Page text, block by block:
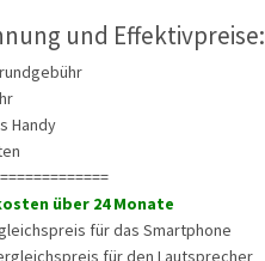
und Effektivpreise:
Handy
über 24 Monate
für das Smartphone
für den Lautsprecher